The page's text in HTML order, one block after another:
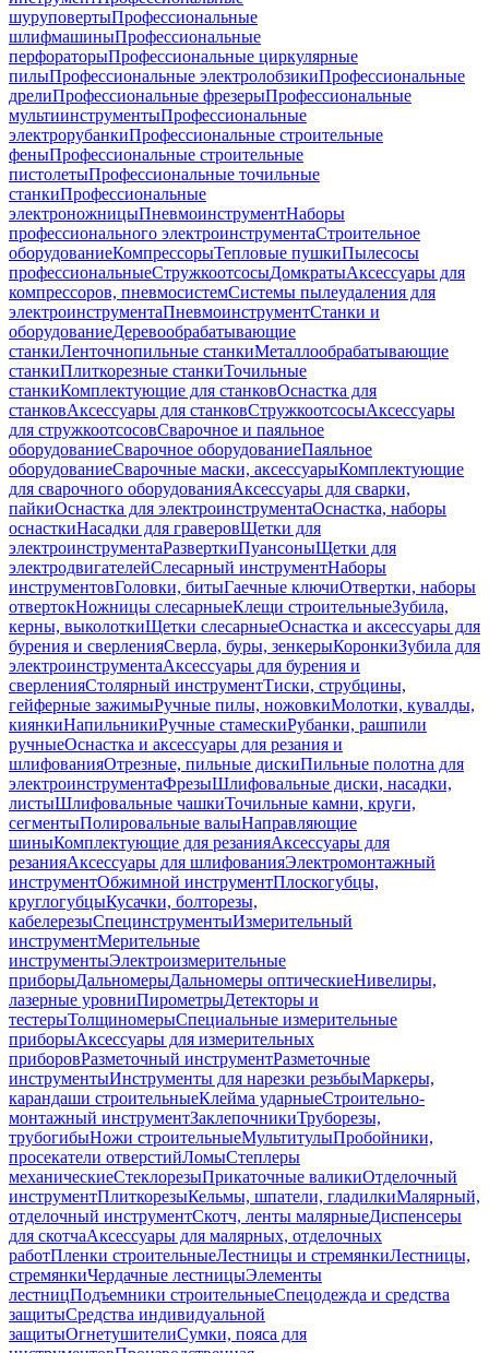
шуруповертыПрофессиональные
шлифмашиныПрофессиональные
перфораторыПрофессиональные циркулярные
пилыПрофессиональные электролобзикиПрофессиональные
дрелиПрофессиональные фрезерыПрофессиональные
мультиинструментыПрофессиональные
электрорубанкиПрофессиональные строительные
феныПрофессиональные строительные
пистолетыПрофессиональные точильные
станкиПрофессиональные
электроножницыПневмоинструментНаборы
профессионального электроинструментаСтроительное
оборудованиеКомпрессорыТепловые пушкиПылесосы
профессиональныеСтружкоотсосыДомкратыАксессуары для
компрессоров, пневмосистемСистемы пылеудаления для
электроинструментаПневмоинструментСтанки и
оборудованиеДеревообрабатывающие
станкиЛенточнопильные станкиМеталлообрабатывающие
станкиПлиткорезные станкиТочильные
станкиКомплектующие для станковОснастка для
станковАксессуары для станковСтружкоотсосыАксессуары
для стружкоотсосовСварочное и паяльное
оборудованиеСварочное оборудованиеПаяльное
оборудованиеСварочные маски, аксессуарыКомплектующие
для сварочного оборудованияАксессуары для сварки,
пайкиОснастка для электроинструментаОснастка, наборы
оснасткиНасадки для граверовЩетки для
электроинструментаРазверткиПуансоныЩетки для
электродвигателейСлесарный инструментНаборы
инструментовГоловки, битыГаечные ключиОтвертки, наборы
отвертокНожницы слесарныеКлещи строительныеЗубила,
керны, выколоткиЩетки слесарныеОснастка и аксессуары для
бурения и сверленияСверла, буры, зенкерыКоронкиЗубила для
электроинструментаАксессуары для бурения и
сверленияСтолярный инструментТиски, струбцины,
гейферные зажимыРучные пилы, ножовкиМолотки, кувалды,
киянкиНапильникиРучные стамескиРубанки, рашпили
ручныеОснастка и аксессуары для резания и
шлифованияОтрезные, пильные дискиПильные полотна для
электроинструментаФрезыШлифовальные диски, насадки,
листыШлифовальные чашкиТочильные камни, круги,
сегментыПолировальные валыНаправляющие
шиныКомплектующие для резанияАксессуары для
резанияАксессуары для шлифованияЭлектромонтажный
инструментОбжимной инструментПлоскогубцы,
круглогубцыКусачки, болторезы,
кабелерезыСпецинструментыИзмерительный
инструментМерительные
инструментыЭлектроизмерительные
приборыДальномерыДальномеры оптическиеНивелиры,
лазерные уровниПирометрыДетекторы и
тестерыТолщиномерыСпециальные измерительные
приборыАксессуары для измерительных
приборовРазметочный инструментРазметочные
инструментыИнструменты для нарезки резьбыМаркеры,
карандаши строительныеКлейма ударныеСтроительно-
монтажный инструментЗаклепочникиТруборезы,
трубогибыНожи строительныеМультитулыПробойники,
просекатели отверстийЛомыСтеплеры
механическиеСтеклорезыПрикаточные валикиОтделочный
инструментПлиткорезыКельмы, шпатели, гладилкиМалярный,
отделочный инструментСкотч, ленты малярныеДиспенсеры
для скотчаАксессуары для малярных, отделочных
работПленки строительныеЛестницы и стремянкиЛестницы,
стремянкиЧердачные лестницыЭлементы
лестницПодъемники строительныеСпецодежда и средства
защитыСредства индивидуальной
защитыОгнетушителиСумки, пояса для